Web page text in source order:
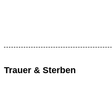
Trauer & Sterben